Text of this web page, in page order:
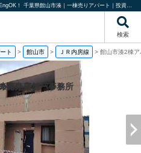
館山市湊2棟アパート！融資相談受付中！中国語＆EngOK！ 千葉県館山市湊｜一棟売りアパート｜投資物件や収益物件｜株式会社リタ不動産
検索
ト > 館山市 > ＪＲ内房線 > 館山市湊2棟
売り店舗・事務所
棟売りアパート
売りアパート